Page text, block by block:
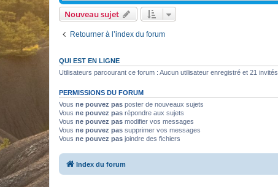
Nouveau sujet
Retourner à l’index du forum
QUI EST EN LIGNE
Utilisateurs parcourant ce forum : Aucun utilisateur enregistré et 21 invités
PERMISSIONS DU FORUM
Vous ne pouvez pas poster de nouveaux sujets
Vous ne pouvez pas répondre aux sujets
Vous ne pouvez pas modifier vos messages
Vous ne pouvez pas supprimer vos messages
Vous ne pouvez pas joindre des fichiers
Index du forum